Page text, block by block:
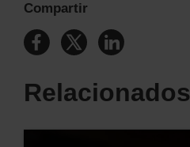
Compartir
Relacionados